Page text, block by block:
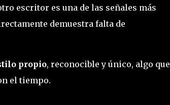
escritor es una de las señales más
demuestra falta de
propio, reconocible y único, algo que
el tiempo.